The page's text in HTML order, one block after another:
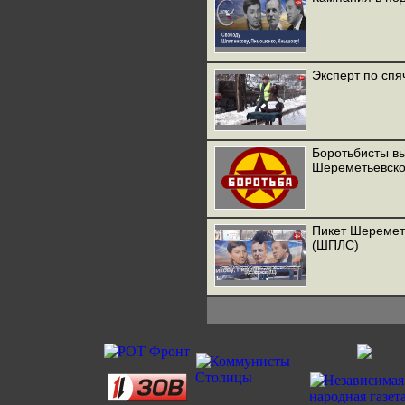
Эксперт по
Боротьбисты
Пикет
(ШПЛС)